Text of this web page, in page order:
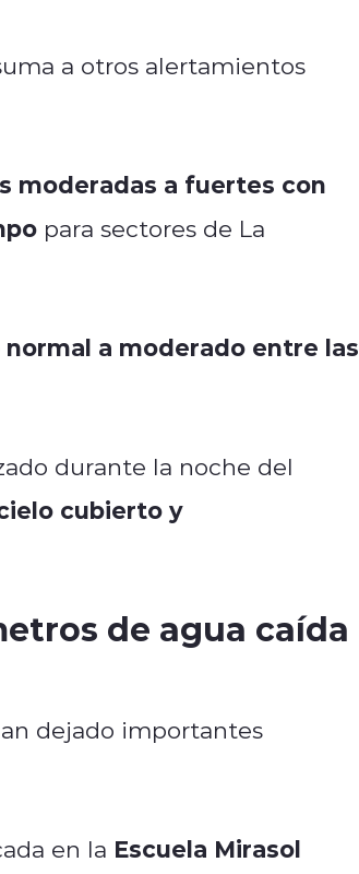
a otros alertamientos
moderadas a fuertes con
para sectores de La
a moderado entre las
durante la noche del
cubierto y
de agua caída
dejado importantes
en la Escuela Mirasol